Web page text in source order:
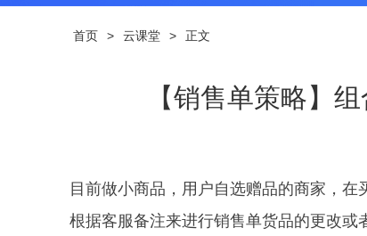
首页 > 云课堂 > 正文
【销售单策略】
目前做小商品，用户自选赠品的商家，
根据客服备注来进行销售单货品的更改